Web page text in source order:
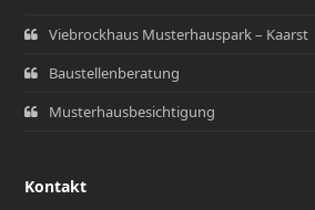
Viebrockhaus Musterhauspark – Kaarst
Baustellenberatung
Musterhausbesichtigung
Kontakt